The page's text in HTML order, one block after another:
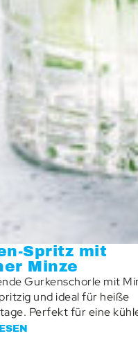
Spritz mit
Minze
Gurkenschorle mit
und ideal für heiße
Perfekt für eine